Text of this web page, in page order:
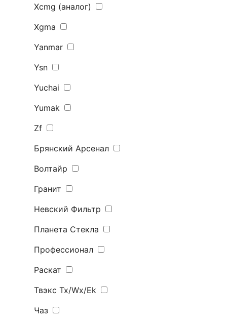
Xcmg (аналог)
Xgma
Yanmar
Ysn
Yuchai
Yumak
Zf
Брянский Арсенал
Волтайр
Гранит
Невский Фильтр
Планета Стекла
Профессионал
Раскат
Твэкс Tx/Wx/Ek
Чаз